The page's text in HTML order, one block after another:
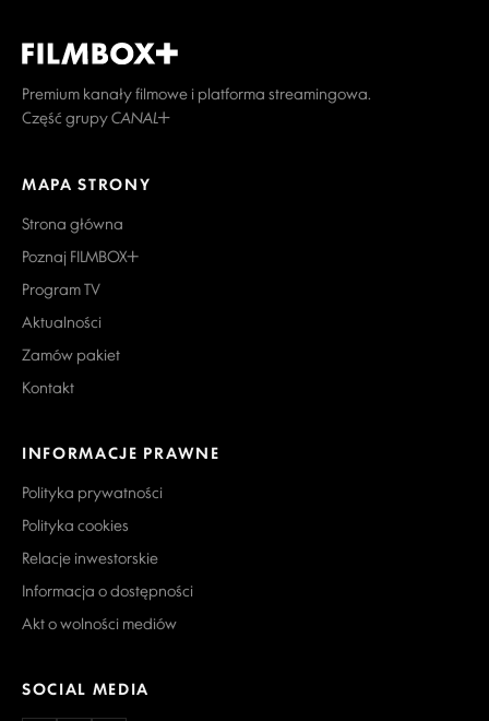
Premium kanały filmowe i platforma streamingowa.
Część grupy CANAL+
MAPA STRONY
Strona główna
Poznaj FILMBOX+
Program TV
Aktualności
Zamów pakiet
Kontakt
INFORMACJE PRAWNE
Polityka prywatności
Polityka cookies
Relacje inwestorskie
Informacja o dostępności
Akt o wolności mediów
SOCIAL MEDIA